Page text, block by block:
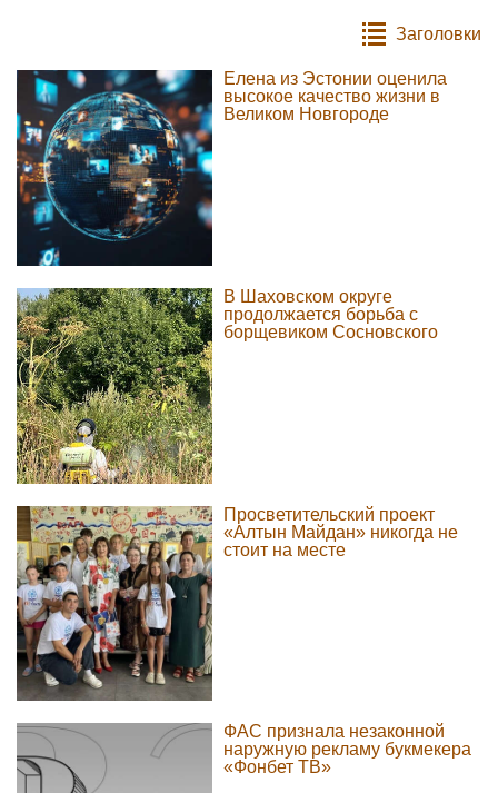
Заголовки
Елена из Эстонии оценила
высокое качество жизни в
Великом Новгороде
В Шаховском округе
продолжается борьба с
борщевиком Сосновского
Просветительский проект
«Алтын Майдан» никогда не
стоит на месте
ФАС признала незаконной
наружную рекламу букмекера
«Фонбет ТВ»